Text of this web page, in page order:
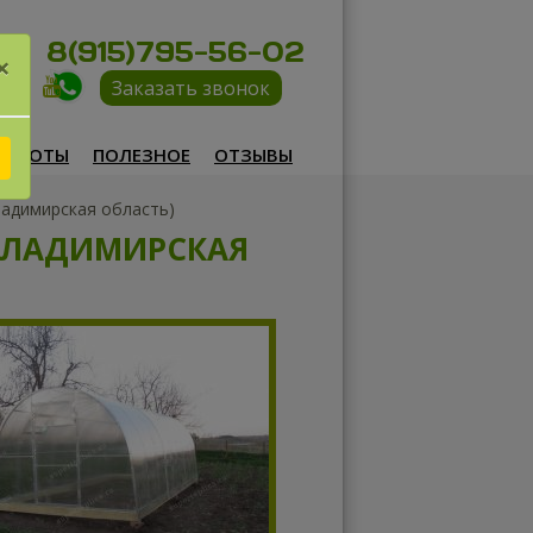
8(915)795-56-02
Заказать звонок
ПОЛЕЗНОЕ ОТЗЫВЫ
область)